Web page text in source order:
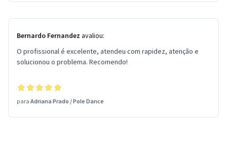
Bernardo Fernandez avaliou:
O profissional é excelente, atendeu com rapidez, atenção e
solucionou o problema. Recomendo!
para Adriana Prado /Pole Dance